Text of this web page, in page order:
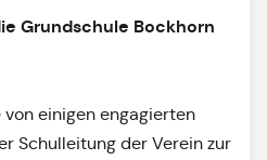
Grundschule Bockhorn
einigen engagierten
Schulleitung der Verein zur